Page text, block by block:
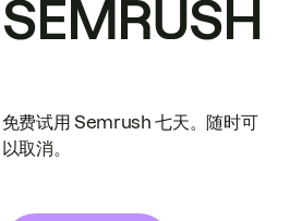
SEMRUSH
免费试用 Semrush 七天。随时可
以取消。